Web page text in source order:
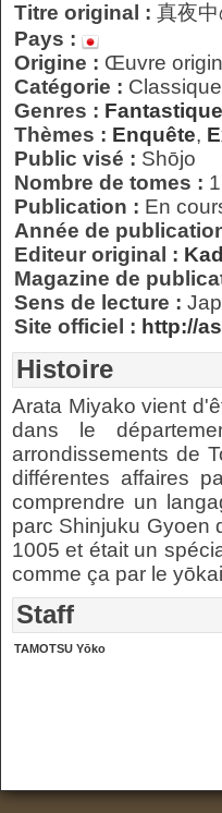
Titre original : 真夜
Pays :
Origine : Œuvre
Catégorie : Classique
Genres : Fantastique
Thèmes : Enquête,
Public visé : Shōjo
Nombre de tomes :
Publication : En
Année de
Editeur original :
Magazine de
Sens de lecture :
Site officiel : http://
Histoire
Arata Miyako vient
dans le
arrondissements de
différentes affaires
comprendre un
parc Shinjuku Gyoen
1005 et était un
comme ça par le
Staff
TAMOTSU Yōko